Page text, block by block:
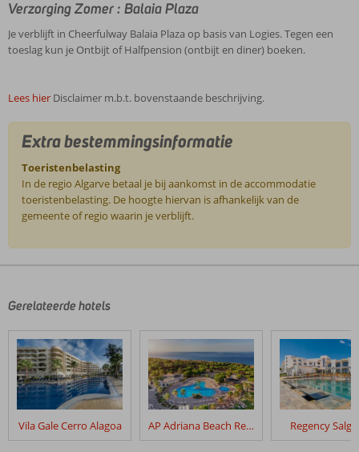
Verzorging Zomer : Balaia Plaza
Je verblijft in Cheerfulway Balaia Plaza op basis van Logies. Tegen een
toeslag kun je Ontbijt of Halfpension (ontbijt en diner) boeken.
Lees hier Disclaimer m.b.t. bovenstaande beschrijving.
Extra bestemmingsinformatie
Toeristenbelasting
In de regio Algarve betaal je bij aankomst in de accommodatie
toeristenbelasting. De hoogte hiervan is afhankelijk van de
gemeente of regio waarin je verblijft.
door
klanten
geschreven
na
hun
verblijf
Cheerfulway
Gerelateerde hotels
Vila Gale Cerro Alagoa AP Adriana Beach Resort Regency